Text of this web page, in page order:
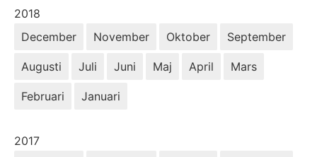
År:
2018
December
November Oktober September
Augusti Juli Juni Maj April Mars
Februari Januari
År:
2017